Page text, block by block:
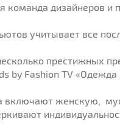
команда дизайнеров
учитывает все
престижных
by Fashion TV «Одежда
включают женскую,